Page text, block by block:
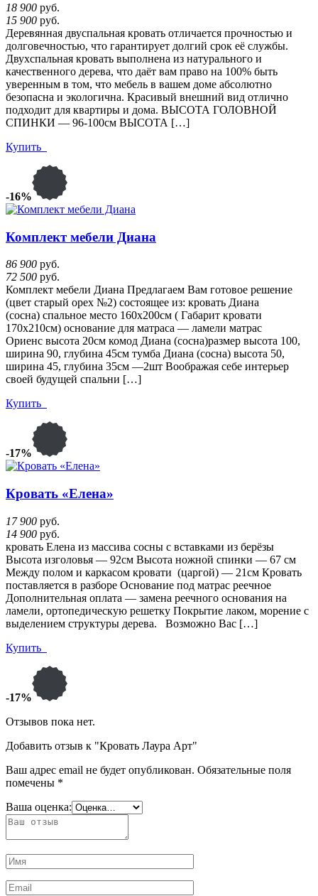
18 900 руб.
15 900 руб.
Деревянная двуспальная кровать отличается прочностью и
долговечностью, что гарантирует долгий срок её службы.
Двухспальная кровать выполнена из натурального и
качественного дерева, что даёт вам право на 100% быть
уверенным в том, что мебель в вашем доме абсолютно
безопасна и экологична. Красивый внешний вид отлично
подходит для квартиры и дома. ВЫСОТА ГОЛОВНОЙ
СПИНКИ — 96-100см ВЫСОТА […]
Купить
-16%
Комплект мебели Диана
86 900 руб.
72 500 руб.
Комплект мебели Диана Предлагаем Вам готовое решение
(цвет старый орех №2) состоящее из: кровать Диана
(сосна) спальное место 160х200см ( Габарит кровати
170х210см) основание для матраса — ламели матрас
Ориенс высота 20см комод Диана (сосна)размер высота 100,
ширина 90, глубина 45см тумба Диана (сосна) высота 50,
ширина 45, глубина 35см —2шт Воображая себе интерьер
своей будущей спальни […]
Купить
-17%
Кровать «Елена»
17 900 руб.
14 900 руб.
кровать Елена из массива сосны с вставками из берёзы
Высота изголовья — 92см Высота ножной спинки — 67 см
Между полом и каркасом кровати (царгой) — 21см Кровать
поставляется в разборе Основание под матрас реечное
Дополнительная оплата — замена реечного основания на
ламели, ортопедическую решетку Покрытие лаком, морение с
выделением структуры дерева. Возможно Вас […]
Купить
-17%
Отзывов пока нет.
Добавить отзыв к "Кровать Лаура Арт"
Ваш адрес email не будет опубликован. Обязательные поля
помечены *
Ваша оценка: